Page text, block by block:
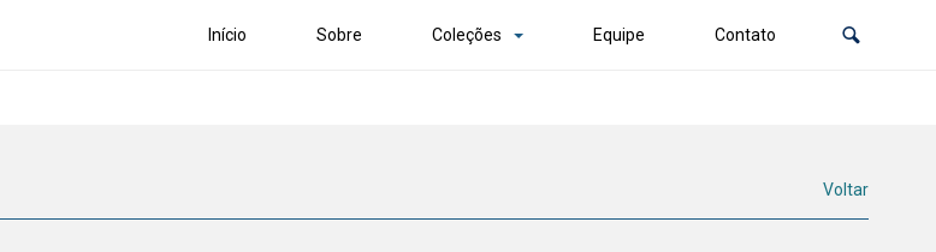
Início Sobre Coleções Equipe Contato
Voltar